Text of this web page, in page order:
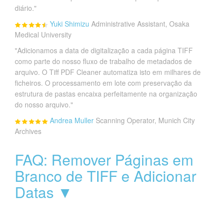
diário."
Yuki Shimizu Administrative Assistant, Osaka
Medical University
"Adicionamos a data de digitalização a cada página TIFF
como parte do nosso fluxo de trabalho de metadados de
arquivo. O Tiff PDF Cleaner automatiza isto em milhares de
ficheiros. O processamento em lote com preservação da
estrutura de pastas encaixa perfeitamente na organização
do nosso arquivo."
Andrea Muller Scanning Operator, Munich City
Archives
FAQ: Remover Páginas em
Branco de TIFF e Adicionar
Datas ▼